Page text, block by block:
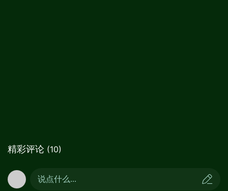
精彩评论 (10)
说点什么...